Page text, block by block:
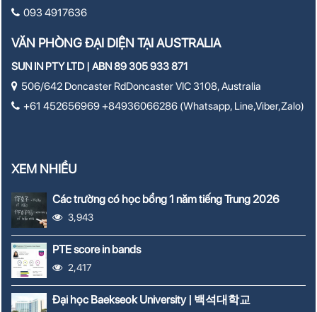
093 4917636
VĂN PHÒNG ĐẠI DIỆN TẠI AUSTRALIA
SUN IN PTY LTD | ABN 89 305 933 871
506/642 Doncaster RdDoncaster VIC 3108, Australia
+61 452656969 +84936066286 (Whatsapp, Line,Viber,Zalo)
XEM NHIỀU
Các trường có học bổng 1 năm tiếng Trung 2026
3,943
PTE score in bands
2,417
Đại học Baekseok University | 백석대학교